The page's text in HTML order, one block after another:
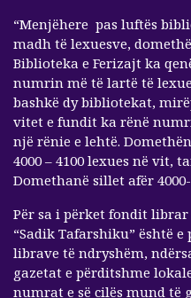
“Menjëhere pas luftës
madh të lexuesve,
Biblioteka e Ferizajt ka
numrin më të lartë të
bashkë dy bibliotekat,
vitet e fundit ka rënë
një rënie e lehtë.
4000 – 4100 lexues në vit,
Domethanë sillet afër
Për sa i përket fondit
“Sadik Tafarshiku” është
librave të ndryshëm,
gazetat e përditshme
numrat e së cilës mund të